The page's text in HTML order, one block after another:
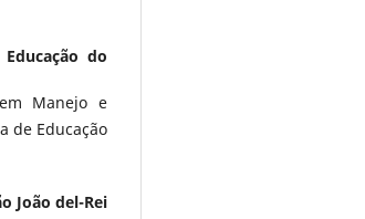
do
Manejo e
de Educação
João del-Rei